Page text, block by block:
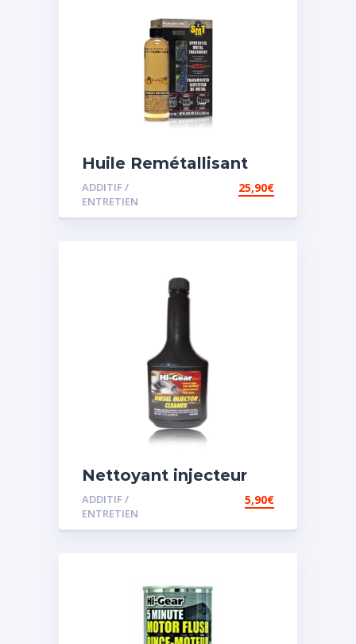
Huile Remétallisant
Moteur SMT2
ADDITIF /
ENTRETIEN
25,90€
Nettoyant injecteur
diesel
ADDITIF /
ENTRETIEN
5,90€